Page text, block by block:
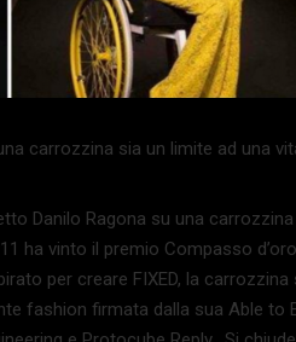
carrozzina sia un limite ad una
Danilo Ragona su una
ha vinto il premio Compasso
per creare FIXED, la carrozzina
fashion firmata dalla sua Able to